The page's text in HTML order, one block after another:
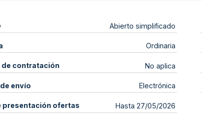
Abierto simplificado
Ordinaria
de contratación No aplica
envío Electrónica
presentación ofertas Hasta 27/05/2026